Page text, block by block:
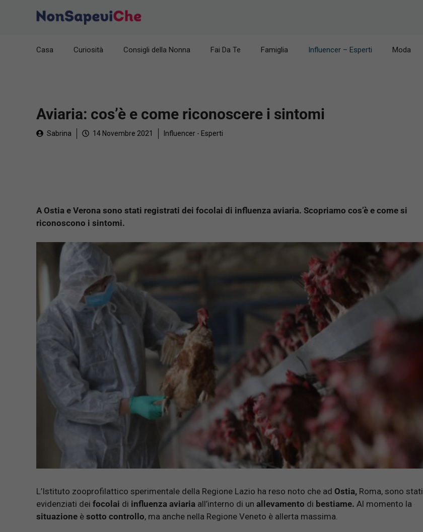
Casa Curiosità Consigli della Nonna Fai Da Te Famiglia Influencer – Esperti Moda
Aviaria: cos’è e come riconoscere i sintomi
Sabrina 14 Novembre 2021 Influencer - Esperti
A Ostia e Verona sono stati registrati dei focolai di influenza aviaria. Scopriamo cos’è e come si
riconoscono i sintomi.
L’Istituto zooprofilattico sperimentale della Regione Lazio ha reso noto che ad Ostia, Roma, sono stati
evidenziati dei focolai di influenza aviaria all’interno di un allevamento di bestiame. Al momento la
situazione è sotto controllo, ma anche nella Regione Veneto è allerta massima.